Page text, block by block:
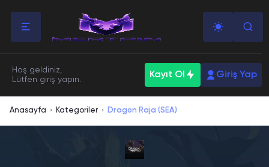
Hoş geldiniz,
Lütfen giriş yapın.
Kayıt Ol Giriş Yap
Anasayfa › Kategoriler › Dragon Raja (SEA)